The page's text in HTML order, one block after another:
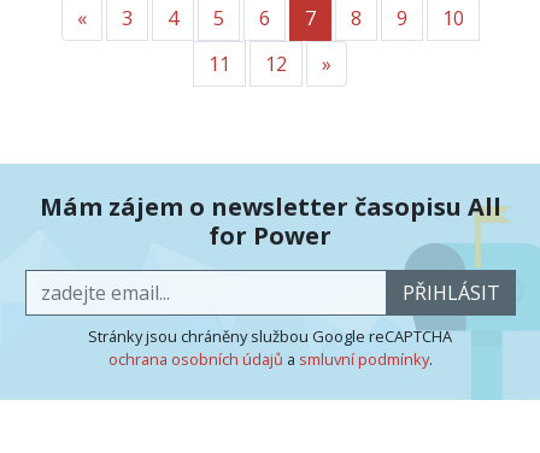
«Předchozí
3 4 5 6 7 8 9
10
11
12 »
Mám zájem o newsletter časopisu All
for Power
PŘIHLÁSIT
Stránky jsou chráněny službou Google reCAPTCHA
ochrana osobních údajů a smluvní podmínky.